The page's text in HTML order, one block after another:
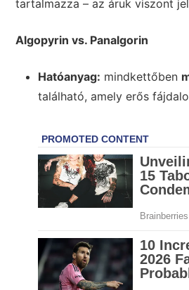
tartalmazza – az áruk viszont
Algopyrin vs. Panalgorin
Hatóanyag: mindkettőben
található, amely erős